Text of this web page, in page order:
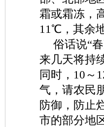
霜或霜冻，
11℃，其余
俗话说“
来几天将持
同时，10～
气，请农民
防御，防止
市的部分地